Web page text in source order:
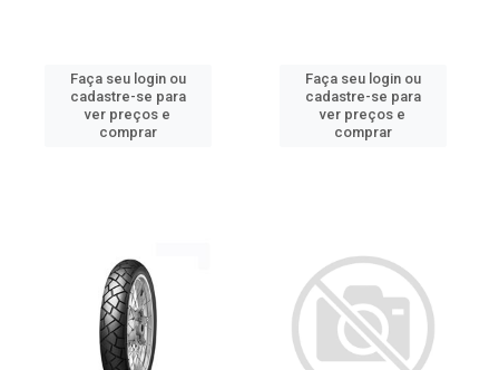
Faça seu login ou
cadastre-se para
ver preços e
comprar
Faça seu login ou
cadastre-se para
ver preços e
comprar